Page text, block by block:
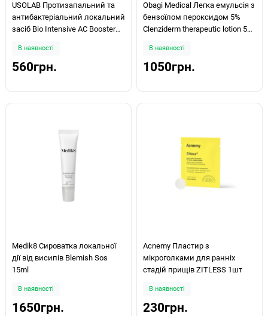
USOLAB Протизапальний та
антибактеріальний локальний
засіб Bio Intensive AC Booster
В наявності
560грн.
Obagi Medical Легка емульсія з
бензоїлом пероксидом 5%
Clenziderm therapeutic lotion 5%
В наявності
1050грн.
Medik8 Сироватка локальної
дії від висипів Blemish Sos
15ml
В наявності
1650грн.
Acnemy Пластир з
мікроголками для ранніх
стадій прищів ZITLESS 1шт
В наявності
230грн.